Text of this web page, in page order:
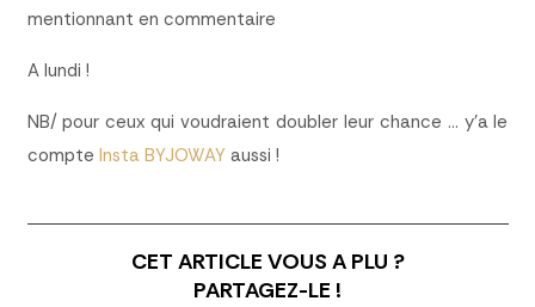
mentionnant en commentaire
A lundi !
NB/ pour ceux qui voudraient doubler leur chance … y’a le
compte Insta BYJOWAYaussi !
CET ARTICLE VOUS A PLU ?
PARTAGEZ-LE !